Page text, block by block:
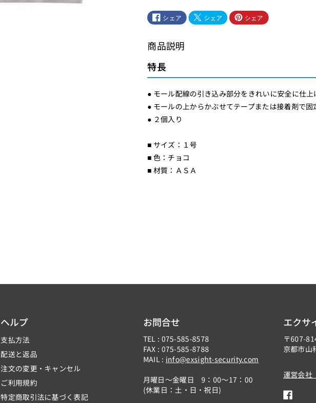
ド
（
チ
ョ
コ
/
１
号
）
0
9
-
N
1
/
C
_
O
ド
（
/
１
号
0
-
/
C
_
O
シェア シェア シェア
商品説明
特長
● モール配線の引き込み部分をきれいに安全に仕上
● モールの上からかぶせてテープまたは接着剤で固
● ２個入り
■ サイズ：１号
■ 色：チョコ
■ 材質：ＡＳＡ
ヘルプ
支払方法
配送と返品
注文の変更・キャンセル
ご利用規約
特定商取引法に基づく表記
お問合せ
TEL : 075-585-8578
FAX : 075-585-8788
MAIL : info@exsight-security.com
月曜日～金曜日 9：00～17：00
(休業日：土・日・祝日)
エクサ
〒607-
京都市山
運営会
F